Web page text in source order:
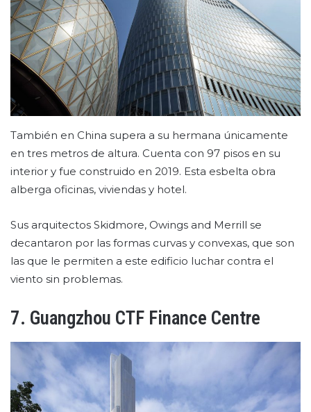
También en China supera a su hermana únicamente
en tres metros de altura. Cuenta con 97 pisos en su
interior y fue construido en 2019. Esta esbelta obra
alberga oficinas, viviendas y hotel.
Sus arquitectos Skidmore, Owings and Merrill se
decantaron por las formas curvas y convexas, que son
las que le permiten a este edificio luchar contra el
viento sin problemas.
7. Guangzhou CTF Finance Centre